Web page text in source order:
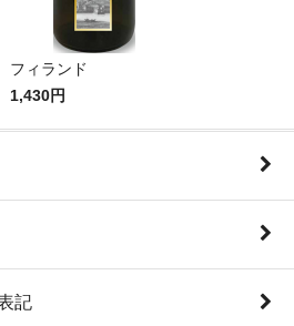
フィランド
1,430円
記